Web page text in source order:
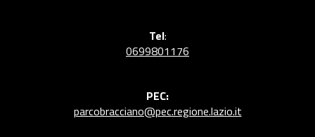
Tel:
0699801176
PEC:
parcobracciano@pec.regione.lazio.it